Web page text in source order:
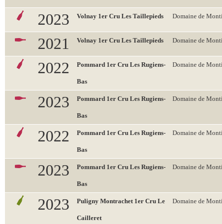
2023 Volnay 1er Cru Les Taillepieds Domaine de
2021 Volnay 1er Cru Les Taillepieds Domaine de
2022 Pommard 1er Cru Les Rugiens-
Bas
Domaine de
2023 Pommard 1er Cru Les Rugiens-
Bas
Domaine de
2022 Pommard 1er Cru Les Rugiens-
Bas
Domaine de
2023 Pommard 1er Cru Les Rugiens-
Bas
Domaine de
2023 Puligny Montrachet 1er Cru Le
Cailleret
Domaine de